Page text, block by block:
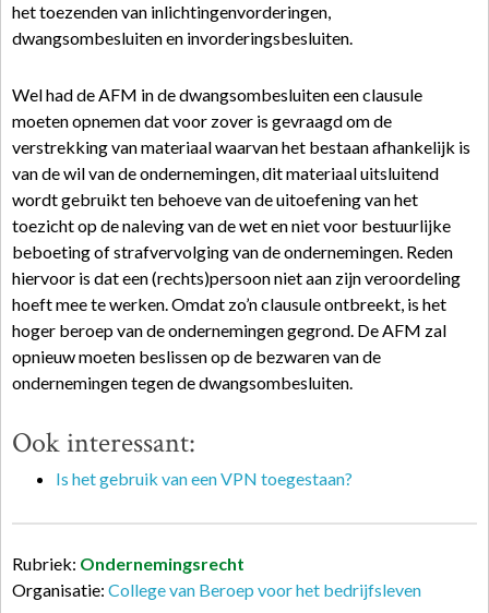
het toezenden van inlichtingenvorderingen,
dwangsombesluiten en invorderingsbesluiten.
Wel had de AFM in de dwangsombesluiten een clausule
moeten opnemen dat voor zover is gevraagd om de
verstrekking van materiaal waarvan het bestaan afhankelijk is
van de wil van de ondernemingen, dit materiaal uitsluitend
wordt gebruikt ten behoeve van de uitoefening van het
toezicht op de naleving van de wet en niet voor bestuurlijke
beboeting of strafvervolging van de ondernemingen. Reden
hiervoor is dat een (rechts)persoon niet aan zijn veroordeling
hoeft mee te werken. Omdat zo’n clausule ontbreekt, is het
hoger beroep van de ondernemingen gegrond. De AFM zal
opnieuw moeten beslissen op de bezwaren van de
ondernemingen tegen de dwangsombesluiten.
Ook interessant:
Is het gebruik van een VPN toegestaan?
Rubriek: Ondernemingsrecht
Organisatie: College van Beroep voor het bedrijfsleven